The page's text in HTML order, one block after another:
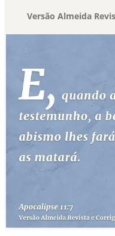
Versão Almeida